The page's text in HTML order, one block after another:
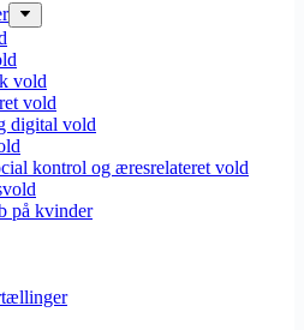
vold
vold
digital vold
kontrol og æresrelateret vold
på kvinder